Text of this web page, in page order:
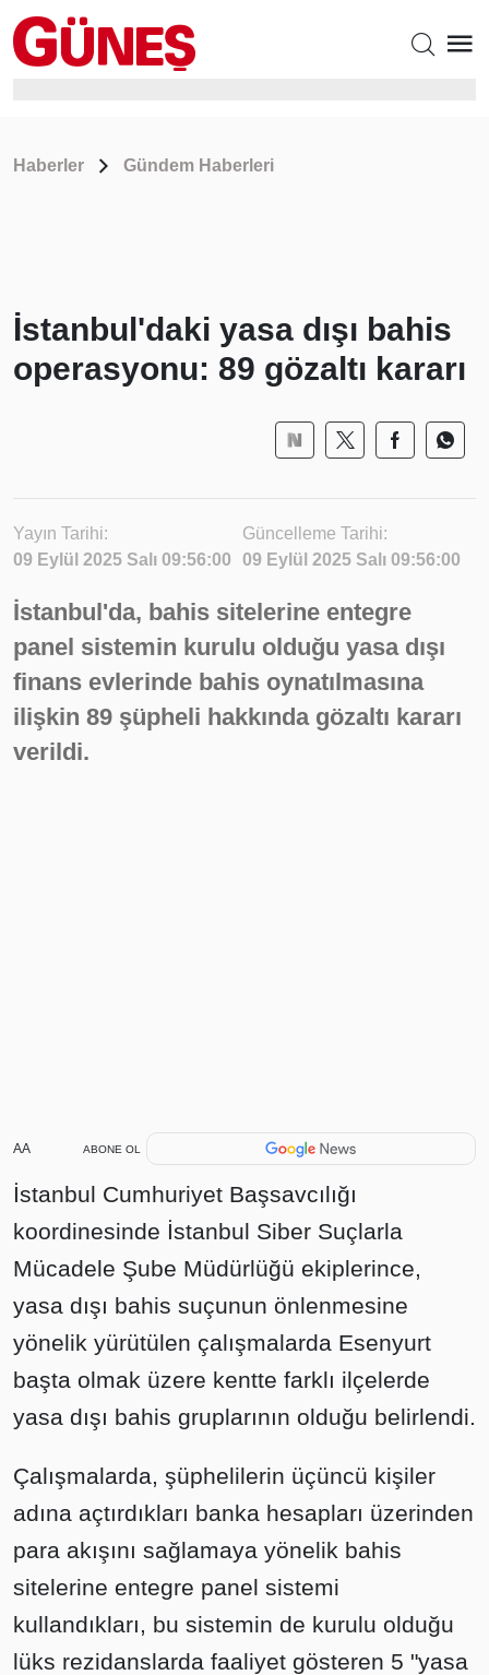
Haberler Gündem Haberleri
İstanbul'daki yasa dışı bahis
operasyonu: 89 gözaltı kararı
Yayın Tarihi:
09 Eylül 2025 Salı 09:56:00
Güncelleme Tarihi:
09 Eylül 2025 Salı 09:56:00
İstanbul'da, bahis sitelerine entegre
panel sistemin kurulu olduğu yasa dışı
finans evlerinde bahis oynatılmasına
ilişkin 89 şüpheli hakkında gözaltı kararı
verildi.
AA ABONE OL
İstanbul Cumhuriyet Başsavcılığı
koordinesinde İstanbul Siber Suçlarla
Mücadele Şube Müdürlüğü ekiplerince,
yasa dışı bahis suçunun önlenmesine
yönelik yürütülen çalışmalarda Esenyurt
başta olmak üzere kentte farklı ilçelerde
yasa dışı bahis gruplarının olduğu belirlendi.
Çalışmalarda, şüphelilerin üçüncü kişiler
adına açtırdıkları banka hesapları üzerinden
para akışını sağlamaya yönelik bahis
sitelerine entegre panel sistemi
kullandıkları, bu sistemin de kurulu olduğu
lüks rezidanslarda faaliyet gösteren 5 "yasa